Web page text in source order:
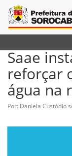
Saae
reforçar
água na
Por: Daniela Custódio